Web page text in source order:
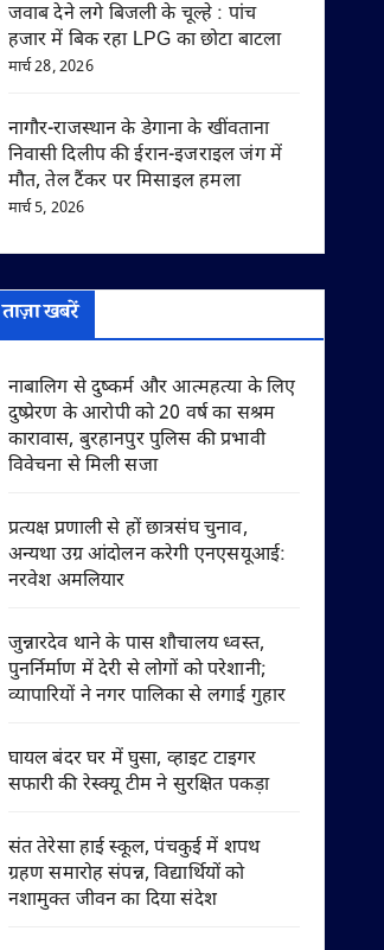
जवाब देने लगे बिजली के चूल्हे : पांच
हजार में बिक रहा LPG का छोटा बाटला
मार्च 28, 2026
नागौर-राजस्थान के डेगाना के खींवताना
निवासी दिलीप की ईरान-इजराइल जंग में
मौत, तेल टैंकर पर मिसाइल हमला
मार्च 5, 2026
ताज़ा खबरें
नाबालिग से दुष्कर्म और आत्महत्या के लिए
दुष्प्रेरण के आरोपी को 20 वर्ष का सश्रम
कारावास, बुरहानपुर पुलिस की प्रभावी
विवेचना से मिली सजा
प्रत्यक्ष प्रणाली से हों छात्रसंघ चुनाव,
अन्यथा उग्र आंदोलन करेगी एनएसयूआई:
नरवेश अमलियार
जुन्नारदेव थाने के पास शौचालय ध्वस्त,
पुनर्निर्माण में देरी से लोगों को परेशानी;
व्यापारियों ने नगर पालिका से लगाई गुहार
घायल बंदर घर में घुसा, व्हाइट टाइगर
सफारी की रेस्क्यू टीम ने सुरक्षित पकड़ा
संत तेरेसा हाई स्कूल, पंचकुई में शपथ
ग्रहण समारोह संपन्न, विद्यार्थियों को
नशामुक्त जीवन का दिया संदेश